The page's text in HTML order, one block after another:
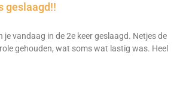
geslaagd!!
je vandaag in de 2e keer geslaagd. Netjes de
gehouden, wat soms wat lastig was. Heel